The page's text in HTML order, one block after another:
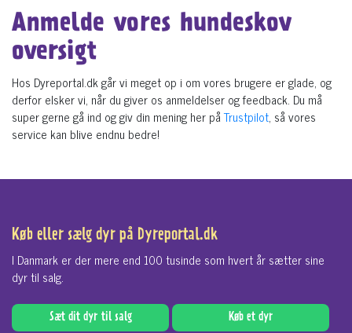
Anmelde vores hundeskov
oversigt
Hos Dyreportal.dk går vi meget op i om vores brugere er glade, og
derfor elsker vi, når du giver os anmeldelser og feedback. Du må
super gerne gå ind og giv din mening her påTrustpilot, så vores
service kan blive endnu bedre!
Køb eller sælg dyr på Dyreportal.dk
I Danmark er der mere end 100 tusinde som hvert år sætter sine
dyr til salg.
Sæt dit dyr til salg Køb et dyr